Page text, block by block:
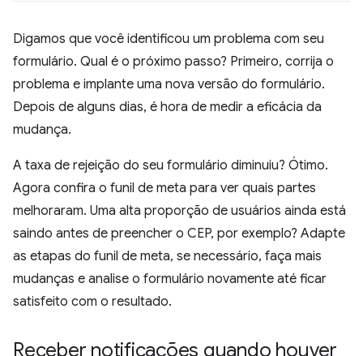
Digamos que você identificou um problema com seu
formulário. Qual é o próximo passo? Primeiro, corrija o
problema e implante uma nova versão do formulário.
Depois de alguns dias, é hora de medir a eficácia da
mudança.
A taxa de rejeição do seu formulário diminuiu? Ótimo.
Agora confira o funil de meta para ver quais partes
melhoraram. Uma alta proporção de usuários ainda está
saindo antes de preencher o CEP, por exemplo? Adapte
as etapas do funil de meta, se necessário, faça mais
mudanças e analise o formulário novamente até ficar
satisfeito com o resultado.
Receber notificações quando houver